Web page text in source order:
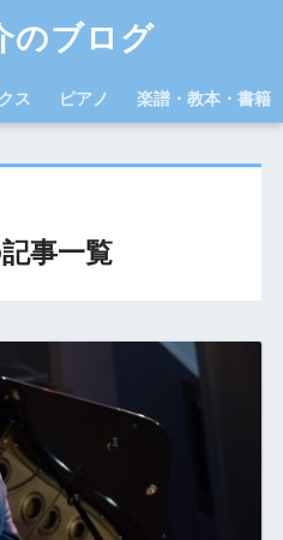
のブログ
ス ピアノ 楽譜・教本・書籍
事一覧